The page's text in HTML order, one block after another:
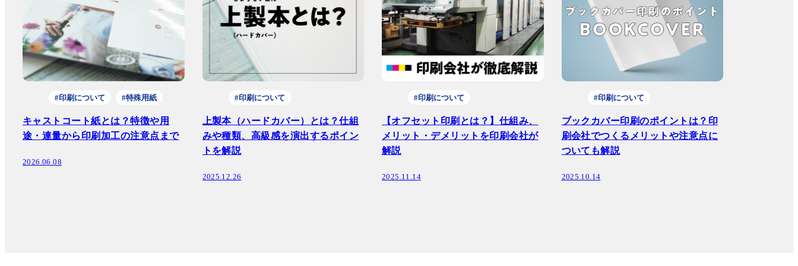
#印刷について #特殊用紙
キャストコート紙とは？特徴や用
途・連量から印刷加工の注意点まで
2026.06.08
#印刷について
上製本（ハードカバー）とは？仕組
みや種類、高級感を演出するポイン
トを解説
2025.12.26
#印刷について
【オフセット印刷とは？】仕組み、
メリット・デメリットを印刷会社が
解説
2025.11.14
#印刷について
ブックカバー印刷のポイントは？印
刷会社でつくるメリットや注意点に
ついても解説
2025.10.14